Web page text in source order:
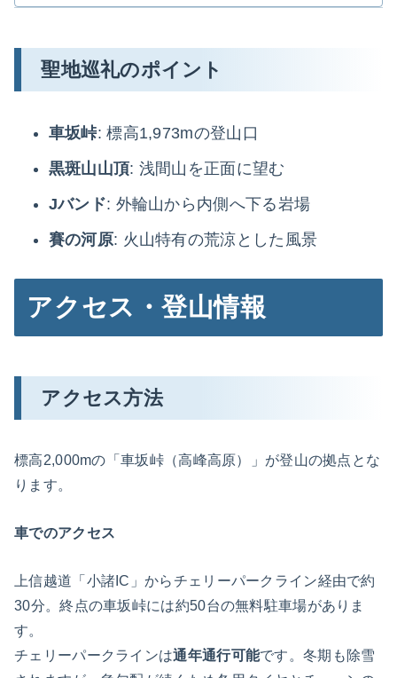
聖地巡礼のポイント
車坂峠: 標高1,973mの登山口
黒斑山山頂: 浅間山を正面に望む
Jバンド: 外輪山から内側へ下る岩場
賽の河原: 火山特有の荒涼とした風景
アクセス・登山情報
アクセス方法
標高2,000mの「車坂峠（高峰高原）」が登山の拠点とな
ります。
車でのアクセス
上信越道「小諸IC」からチェリーパークライン経由で約
30分。終点の車坂峠には約50台の無料駐車場がありま
す。
チェリーパークラインは通年通行可能です。冬期も除雪